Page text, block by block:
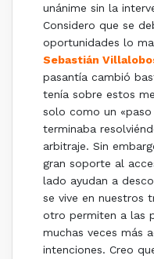
unánime sin la
Considero que se
oportunidades lo
Sebastián
pasantía cambió
tenía sobre estos
solo como un «paso
terminaba
arbitraje. Sin
gran soporte al
lado ayudan a
se vive en nuestros
otro permiten a las
muchas veces más
intenciones. Creo